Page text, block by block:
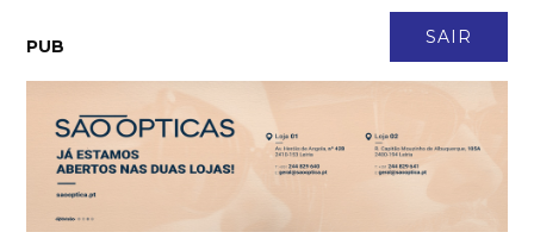
SAIR
PUB
USF Santiago debate Crescimento Saudável nas crianças